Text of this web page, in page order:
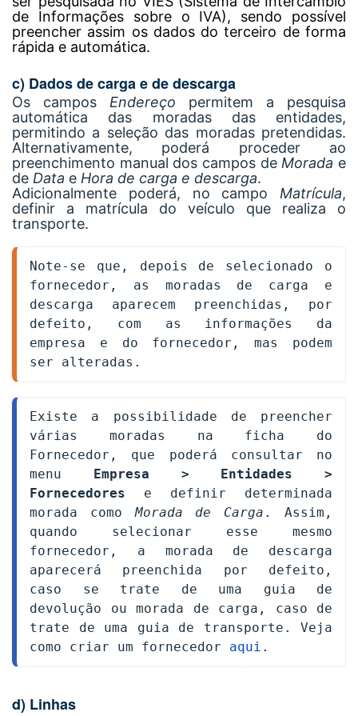
de Informações sobre o IVA), sendo possível
preencher assim os dados do terceiro de forma
rápida e automática.
c) Dados de carga e de descarga
Os campos Endereço permitem a pesquisa
automática das moradas das entidades,
permitindo a seleção das moradas pretendidas.
Alternativamente, poderá proceder ao
preenchimento manual dos campos de Morada e
de Data e Hora de carga e descarga.
Adicionalmente poderá, no campo Matrícula,
definir a matrícula do veículo que realiza o
transporte.
Note-se que, depois de selecionado o
fornecedor, as moradas de carga e
descarga aparecem preenchidas, por
defeito, com as informações da
empresa e do fornecedor, mas podem
ser alteradas.
Existe a possibilidade de preencher
várias moradas na ficha do
Fornecedor, que poderá consultar no
menu Empresa > Entidades >
Fornecedores e definir determinada
morada como Morada de Carga . Assim,
quando selecionar esse mesmo
fornecedor, a morada de descarga
aparecerá preenchida por defeito,
caso se trate de uma guia de
devolução ou morada de carga, caso de
trate de uma guia de transporte. Veja
como criar um fornecedor aqui .
d) Linhas